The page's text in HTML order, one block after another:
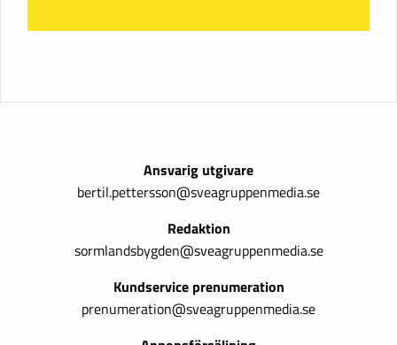
Ansvarig utgivare
bertil.pettersson@sveagruppenmedia.se
Redaktion
sormlandsbygden@sveagruppenmedia.se
Kundservice prenumeration
prenumeration@sveagruppenmedia.se